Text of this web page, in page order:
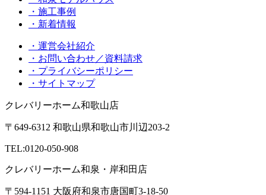
・施工事例
・新着情報
・運営会社紹介
・お問い合わせ／資料請求
・プライバシーポリシー
・サイトマップ
クレバリーホーム和歌山店
〒649-6312 和歌山県和歌山市川辺203-2
TEL:0120-050-908
クレバリーホーム和泉・岸和田店
〒594-1151 大阪府和泉市唐国町3-18-50